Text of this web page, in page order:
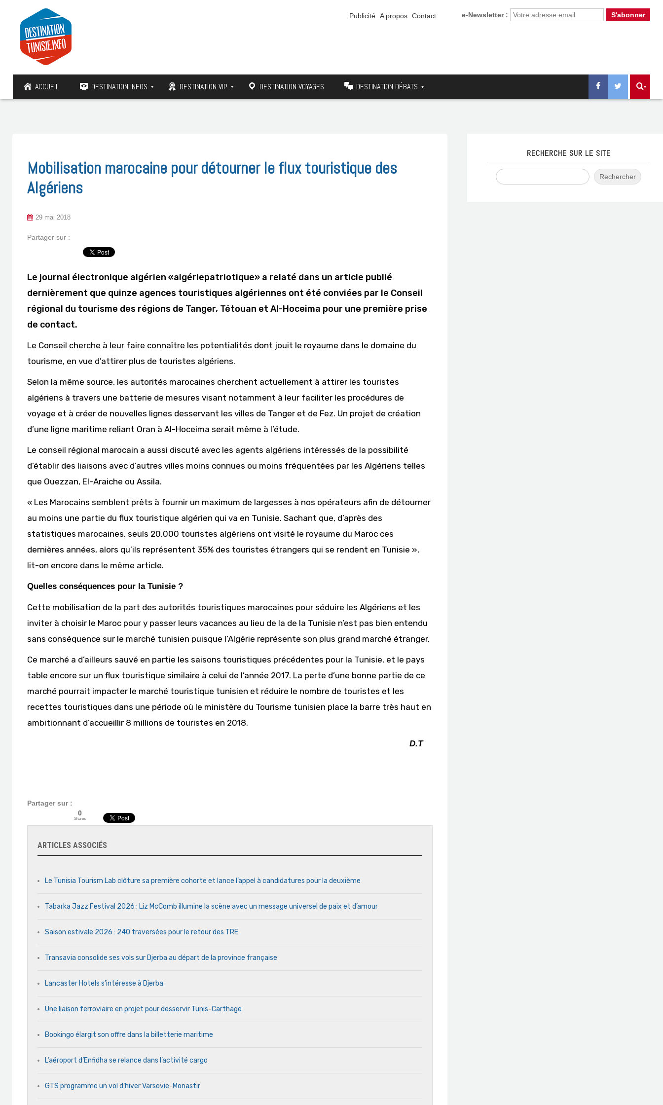
e-Newsletter :
Publicité A propos Contact
ACCUEIL DESTINATION INFOS DESTINATION VIP DESTINATION VOYAGES DESTINATION DÉBATS
Mobilisation marocaine pour détourner le flux touristique des
Algériens
29 mai 2018
Partager sur :
Le journal électronique algérien «algériepatriotique» a relaté dans un article publié
dernièrement que quinze agences touristiques algériennes ont été conviées par le Conseil
régional du tourisme des régions de Tanger, Tétouan et Al-Hoceima pour une première prise
de contact.
Le Conseil cherche à leur faire connaître les potentialités dont jouit le royaume dans le domaine du
tourisme, en vue d’attirer plus de touristes algériens.
Selon la même source, les autorités marocaines cherchent actuellement à attirer les touristes
algériens à travers une batterie de mesures visant notamment à leur faciliter les procédures de
voyage et à créer de nouvelles lignes desservant les villes de Tanger et de Fez. Un projet de création
d’une ligne maritime reliant Oran à Al-Hoceima serait même à l’étude.
Le conseil régional marocain a aussi discuté avec les agents algériens intéressés de la possibilité
d’établir des liaisons avec d’autres villes moins connues ou moins fréquentées par les Algériens telles
que Ouezzan, El-Araiche ou Assila.
« Les Marocains semblent prêts à fournir un maximum de largesses à nos opérateurs afin de détourner
au moins une partie du flux touristique algérien qui va en Tunisie. Sachant que, d’après des
statistiques marocaines, seuls 20.000 touristes algériens ont visité le royaume du Maroc ces
dernières années, alors qu’ils représentent 35% des touristes étrangers qui se rendent en Tunisie »,
lit-on encore dans le même article.
Quelles conséquences pour la Tunisie ?
Cette mobilisation de la part des autorités touristiques marocaines pour séduire les Algériens et les
inviter à choisir le Maroc pour y passer leurs vacances au lieu de la de la Tunisie n’est pas bien entendu
sans conséquence sur le marché tunisien puisque l’Algérie représente son plus grand marché étranger.
Ce marché a d’ailleurs sauvé en partie les saisons touristiques précédentes pour la Tunisie, et le pays
table encore sur un flux touristique similaire à celui de l’année 2017. La perte d’une bonne partie de ce
marché pourrait impacter le marché touristique tunisien et réduire le nombre de touristes et les
recettes touristiques dans une période où le ministère du Tourisme tunisien place la barre très haut en
ambitionnant d’accueillir 8 millions de touristes en 2018.
D.T
Partager sur :
0
Shares
ARTICLES ASSOCIÉS
Le Tunisia Tourism Lab clôture sa première cohorte et lance l’appel à candidatures pour la deuxième
Tabarka Jazz Festival 2026 : Liz McComb illumine la scène avec un message universel de paix et d’amour
Saison estivale 2026 : 240 traversées pour le retour des TRE
Transavia consolide ses vols sur Djerba au départ de la province française
Lancaster Hotels s’intéresse à Djerba
Une liaison ferroviaire en projet pour desservir Tunis-Carthage
Bookingo élargit son offre dans la billetterie maritime
L’aéroport d’Enfidha se relance dans l’activité cargo
GTS programme un vol d’hiver Varsovie-Monastir
RECHERCHE SUR LE SITE